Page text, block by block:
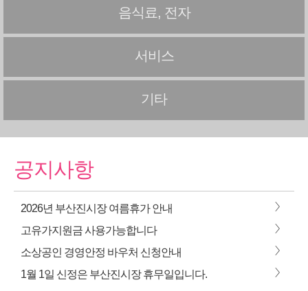
음식료, 전자
서비스
기타
공지사항
2026년 부산진시장 여름휴가 안내 >
고유가지원금 사용가능합니다 >
소상공인 경영안정 바우처 신청안내 >
1월 1일 신정은 부산진시장 휴무일입니다. >